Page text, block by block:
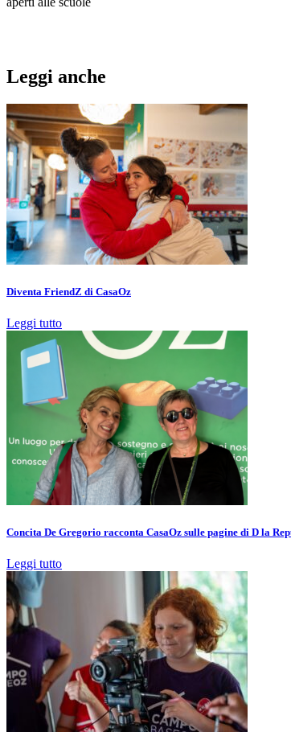
Leggi anche
Diventa FriendZ di CasaOz
Leggi tutto
Concita De Gregorio racconta CasaOz sulle pagine di D la
Leggi tutto